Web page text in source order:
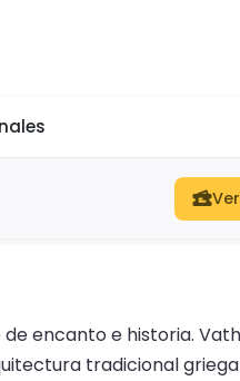
encanto e historia.
tradicional